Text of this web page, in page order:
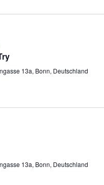
13a, Bonn, Deutschland
13a, Bonn, Deutschland